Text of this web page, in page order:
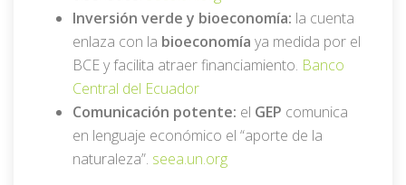
Inversión verde y bioeconomía: la cuenta
enlaza con la bioeconomía ya medida por el
BCE y facilita atraer financiamiento. Banco
Central del Ecuador
Comunicación potente: el GEP comunica
en lenguaje económico el “aporte de la
naturaleza”. seea.un.org